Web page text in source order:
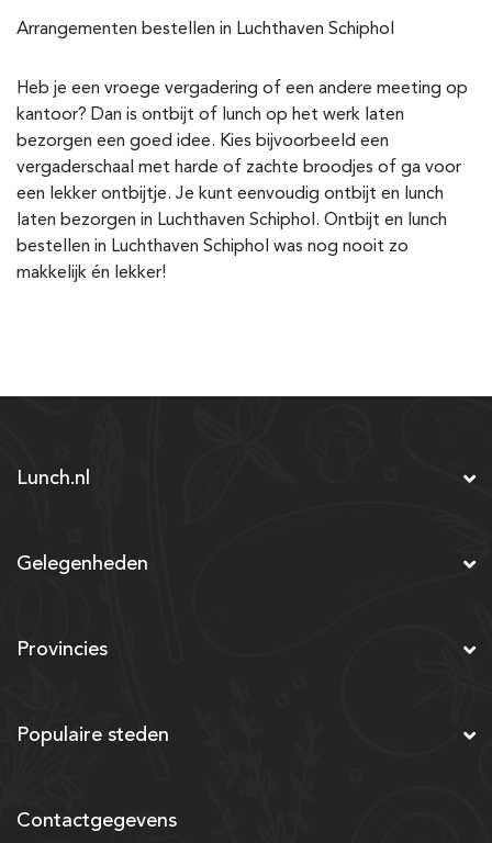
Arrangementen bestellen in Luchthaven Schiphol
Heb je een vroege vergadering of een andere meeting op
kantoor? Dan is ontbijt of lunch op het werk laten
bezorgen een goed idee. Kies bijvoorbeeld een
vergaderschaal met harde of zachte broodjes of ga voor
een lekker ontbijtje. Je kunt eenvoudig ontbijt en lunch
laten bezorgen in Luchthaven Schiphol. Ontbijt en lunch
bestellen in Luchthaven Schiphol was nog nooit zo
makkelijk én lekker!
Lunch.nl
Gelegenheden
Provincies
Populaire steden
Contactgegevens